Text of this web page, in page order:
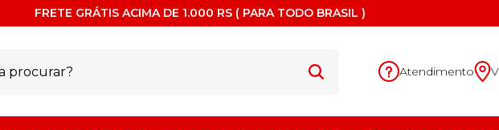
FRETE GRÁTIS ACIMA DE 1.000 RS ( PARA TODO BRASIL )
Atendimento